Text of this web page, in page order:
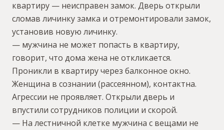
квартиру — неисправен замок. Дверь открыли
сломав личинку замка и отремонтировали замок,
установив новую личинку.
— мужчина не может попасть в квартиру,
говорит, что дома жена не откликается.
Проникли в квартиру через балконное окно.
Женщина в сознании (рассеянном), контактна.
Агрессии не проявляет. Открыли дверь и
впустили сотрудников полиции и скорой.
— На лестничной клетке мужчина с вещами не